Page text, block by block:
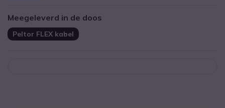
Meegeleverd in de doos
Peltor FLEX kabel